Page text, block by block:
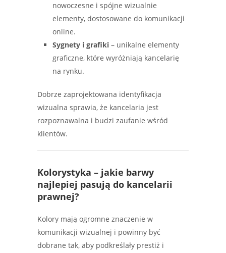
nowoczesne i spójne wizualnie
elementy, dostosowane do komunikacji
online.
Sygnety i grafiki – unikalne elementy
graficzne, które wyróżniają kancelarię
na rynku.
Dobrze zaprojektowana identyfikacja
wizualna sprawia, że kancelaria jest
rozpoznawalna i budzi zaufanie wśród
klientów.
Kolorystyka – jakie barwy
najlepiej pasują do kancelarii
prawnej?
Kolory mają ogromne znaczenie w
komunikacji wizualnej i powinny być
dobrane tak, aby podkreślały prestiż i